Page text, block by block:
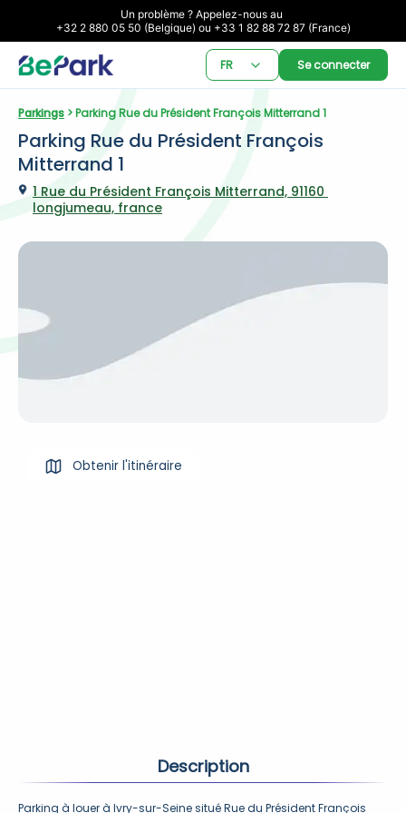
Un problème ? Appelez-nous au
+32 2 880 05 50 (Belgique) ou +33 1 82 88 72 87 (France)
FR Se connecter
Parkings > Parking Rue du Président François Mitterrand 1
Parking Rue du Président François
Mitterrand 1
1 Rue du Président François Mitterrand, 91160
longjumeau, france
Obtenir l'itinéraire
Description
Parking à louer à Ivry-sur-Seine situé Rue du Président François